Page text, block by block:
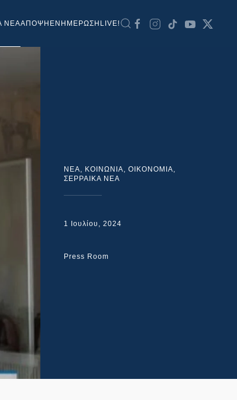
ΝΕΑΑΠΟΨΗ ΕΝΗΜΕΡΩΣΗ LIVE!
NEA, ΚΟΙΝΩΝΙΑ, ΟΙΚΟΝΟΜΙΑ,
ΣΕΡΡΑΙΚΑ ΝΕΑ
1 Ιουλίου, 2024
Press Room